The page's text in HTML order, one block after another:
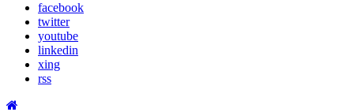
facebook
twitter
youtube
linkedin
xing
rss